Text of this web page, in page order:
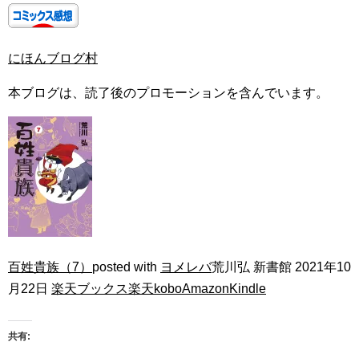
にほんブログ村
本ブログは、読了後のプロモーションを含んでいます。
百姓貴族（7） posted with ヨメレバ荒川弘 新書館 2021年10
月22日 楽天ブックス楽天koboAmazonKindle
共有: